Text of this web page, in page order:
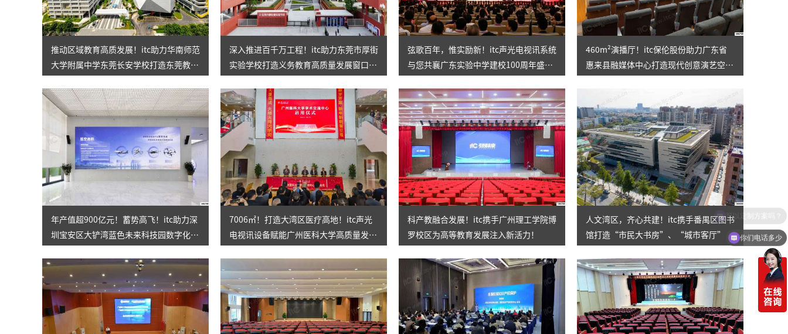
AI智慧语音转写系统
AI智慧录播系统
庭审录播
智能AI会议纪要系列
智慧党建系列
讯笛会议系列
小间距LED显示屏
推动区域教育高质发展！itc助力华南师范
大学附属中学东莞长安学校打造东莞教育
深入推进百千万工程！itc助力东莞市厚街
实验学校打造义务教育高质量发展窗口学
弦歌百年，惟实励新！itc声光电视讯系统
与您共襄广东实验中学建校100周年盛
460m²演播厅！itc保伦股份助力广东省
惠来县融媒体中心打造现代创意演艺空
年产值超900亿元！蓄势高飞！itc助力深
圳宝安区大铲湾蓝色未来科技园数字化升
7006㎡！打造大湾区医疗高地！itc声光
电视讯设备赋能广州医科大学高质量发
科产教融合发展！itc携手广州理工学院博
罗校区为高等教育发展注入新活力！
人文湾区，齐心共建！itc携手番禺区图书
馆打造“市民大书房”、“城市客厅”
你们电话多少